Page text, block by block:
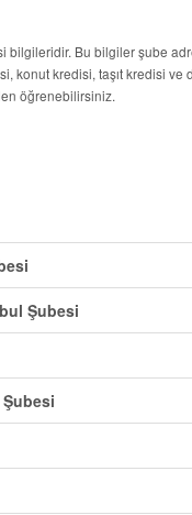
bilgileridir. Bu bilgiler şube
konut kredisi, taşıt kredisi ve
öğrenebilirsiniz.
Şubesi